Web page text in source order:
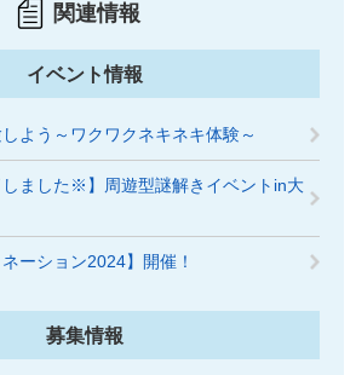
関連情報
イベント情報
よう～ワクワクネキネキ体験～
しました※】周遊型謎解きイベントin大
ーション2024】開催！
募集情報